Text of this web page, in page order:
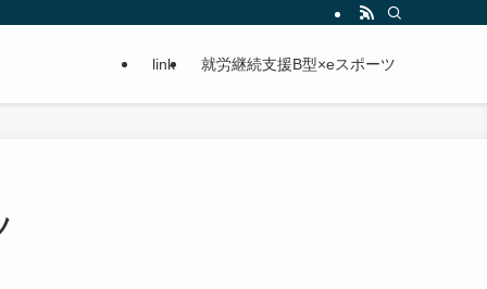
link 就労継続支援B型×eスポーツ